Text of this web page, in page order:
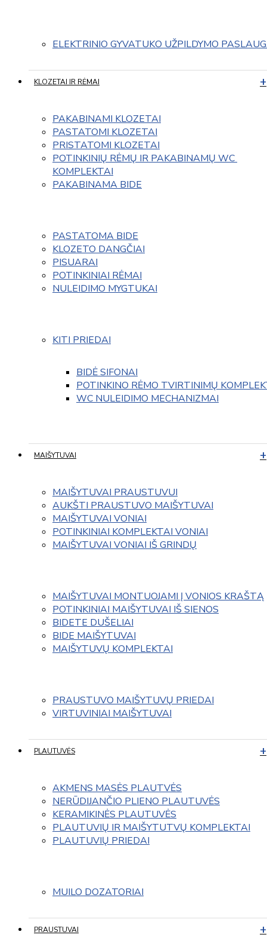
ELEKTRINIO GYVATUKO UŽPILDYMO
KLOZETAI IR RĖMAI
PAKABINAMI KLOZETAI
PASTATOMI KLOZETAI
PRISTATOMI KLOZETAI
POTINKINIŲ RĖMŲ IR PAKABINAMŲ WC
KOMPLEKTAI
PAKABINAMA BIDE
PASTATOMA BIDE
KLOZETO DANGČIAI
PISUARAI
POTINKINIAI RĖMAI
NULEIDIMO MYGTUKAI
KITI PRIEDAI
BIDĖ SIFONAI
POTINKINO RĖMO TVIRTINIMŲ
WC NULEIDIMO MECHANIZMAI
MAIŠYTUVAI
MAIŠYTUVAI PRAUSTUVUI
AUKŠTI PRAUSTUVO MAIŠYTUVAI
MAIŠYTUVAI VONIAI
POTINKINIAI KOMPLEKTAI VONIAI
MAIŠYTUVAI VONIAI IŠ GRINDŲ
MAIŠYTUVAI MONTUOJAMI Į VONIOS KRAŠTĄ
POTINKINIAI MAIŠYTUVAI IŠ SIENOS
BIDETE DUŠELIAI
BIDE MAIŠYTUVAI
MAIŠYTUVŲ KOMPLEKTAI
PRAUSTUVO MAIŠYTUVŲ PRIEDAI
VIRTUVINIAI MAIŠYTUVAI
PLAUTUVĖS
AKMENS MASĖS PLAUTVĖS
NERŪDIJANČIO PLIENO PLAUTUVĖS
KERAMIKINĖS PLAUTUVĖS
PLAUTUVIŲ IR MAIŠYTUTVŲ KOMPLEKTAI
PLAUTUVIŲ PRIEDAI
MUILO DOZATORIAI
PRAUSTUVAI